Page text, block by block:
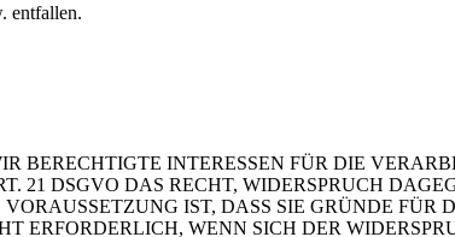
entfallen.
BERECHTIGTE INTERESSEN FÜR DIE
21 DSGVO DAS RECHT, WIDERSPRUCH
IST, DASS SIE GRÜNDE FÜR
ERFORDERLICH, WENN SICH DER